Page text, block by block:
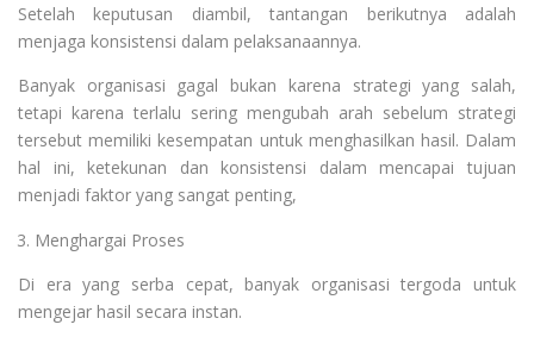
Setelah keputusan diambil, tantangan berikutnya adalah
menjaga konsistensi dalam pelaksanaannya.
Banyak organisasi gagal bukan karena strategi yang salah,
tetapi karena terlalu sering mengubah arah sebelum strategi
tersebut memiliki kesempatan untuk menghasilkan hasil. Dalam
hal ini, ketekunan dan konsistensi dalam mencapai tujuan
menjadi faktor yang sangat penting,
Menghargai Proses
Di era yang serba cepat, banyak organisasi tergoda untuk
mengejar hasil secara instan.